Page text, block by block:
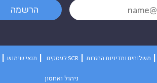
הרשמה
תנאי שימוש לעסקים SCR
ניהול ואחסון
משלוחים ומדיניות החזרות